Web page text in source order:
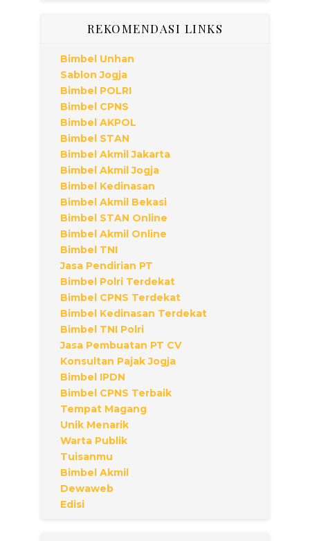
REKOMENDASI LINKS
Bimbel Unhan
Sablon Jogja
Bimbel POLRI
Bimbel CPNS
Bimbel AKPOL
Bimbel STAN
Bimbel Akmil Jakarta
Bimbel Akmil Jogja
Bimbel Kedinasan
Bimbel Akmil Bekasi
Bimbel STAN Online
Bimbel Akmil Online
Bimbel TNI
Jasa Pendirian PT
Bimbel Polri Terdekat
Bimbel CPNS Terdekat
Bimbel Kedinasan Terdekat
Bimbel TNI Polri
Jasa Pembuatan PT CV
Konsultan Pajak Jogja
Bimbel IPDN
Bimbel CPNS Terbaik
Tempat Magang
Unik Menarik
Warta Publik
Tuisanmu
Bimbel Akmil
Dewaweb
Edisi